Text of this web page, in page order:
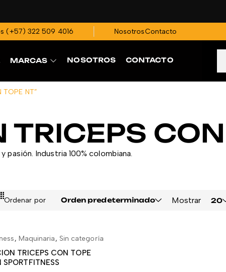
(+57) 322 509 4016 NosotrosContacto
MARCAS NOSOTROS CONTACTO
NT”
pasión. Industria 100% colombiana.
Ordenar por Orden predeterminado Mostrar 20
AL CARRITO
, Maquinaria, Sin categoría
TRICEPS CON TOPE